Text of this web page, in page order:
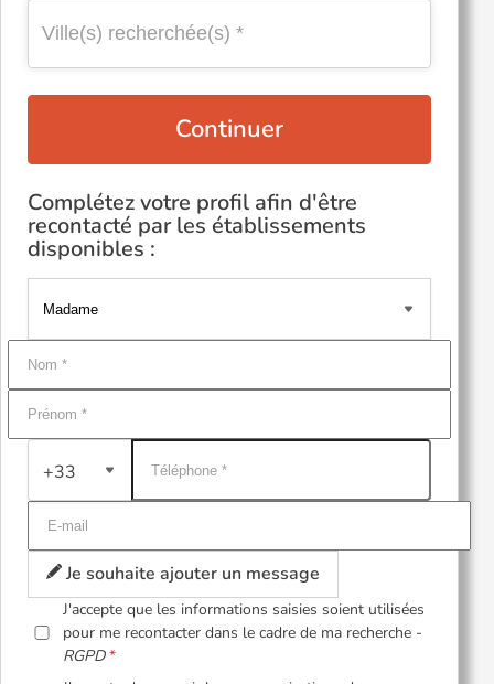
Continuer
Complétez votre profil afin d'être
recontacté par les établissements
disponibles :
+33
Je souhaite ajouter un message
J'accepte que les informations saisies soient utilisées
pour me recontacter dans le cadre de ma recherche -
RGPD